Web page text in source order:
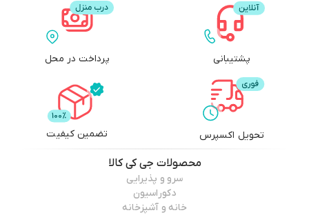
پشتیبانی پرداخت در محل
تحویل اکسپرس تضمین کیفیت
محصولات جی کی کالا
سرو و پذیرایی
دکوراسیون
خانه و آشپزخانه